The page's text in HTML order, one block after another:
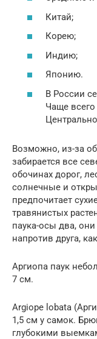
Китай;
Корею;
Индию;
Японию.
В России
Чаще
Возможно, из-за
забирается все
обочинах дорог,
солнечные и
предпочитает
травянистых
паука-осы два,
напротив друга,
Аргиопа паук
7 см.
Argiope lobata
1,5 см у самок.
глубокими